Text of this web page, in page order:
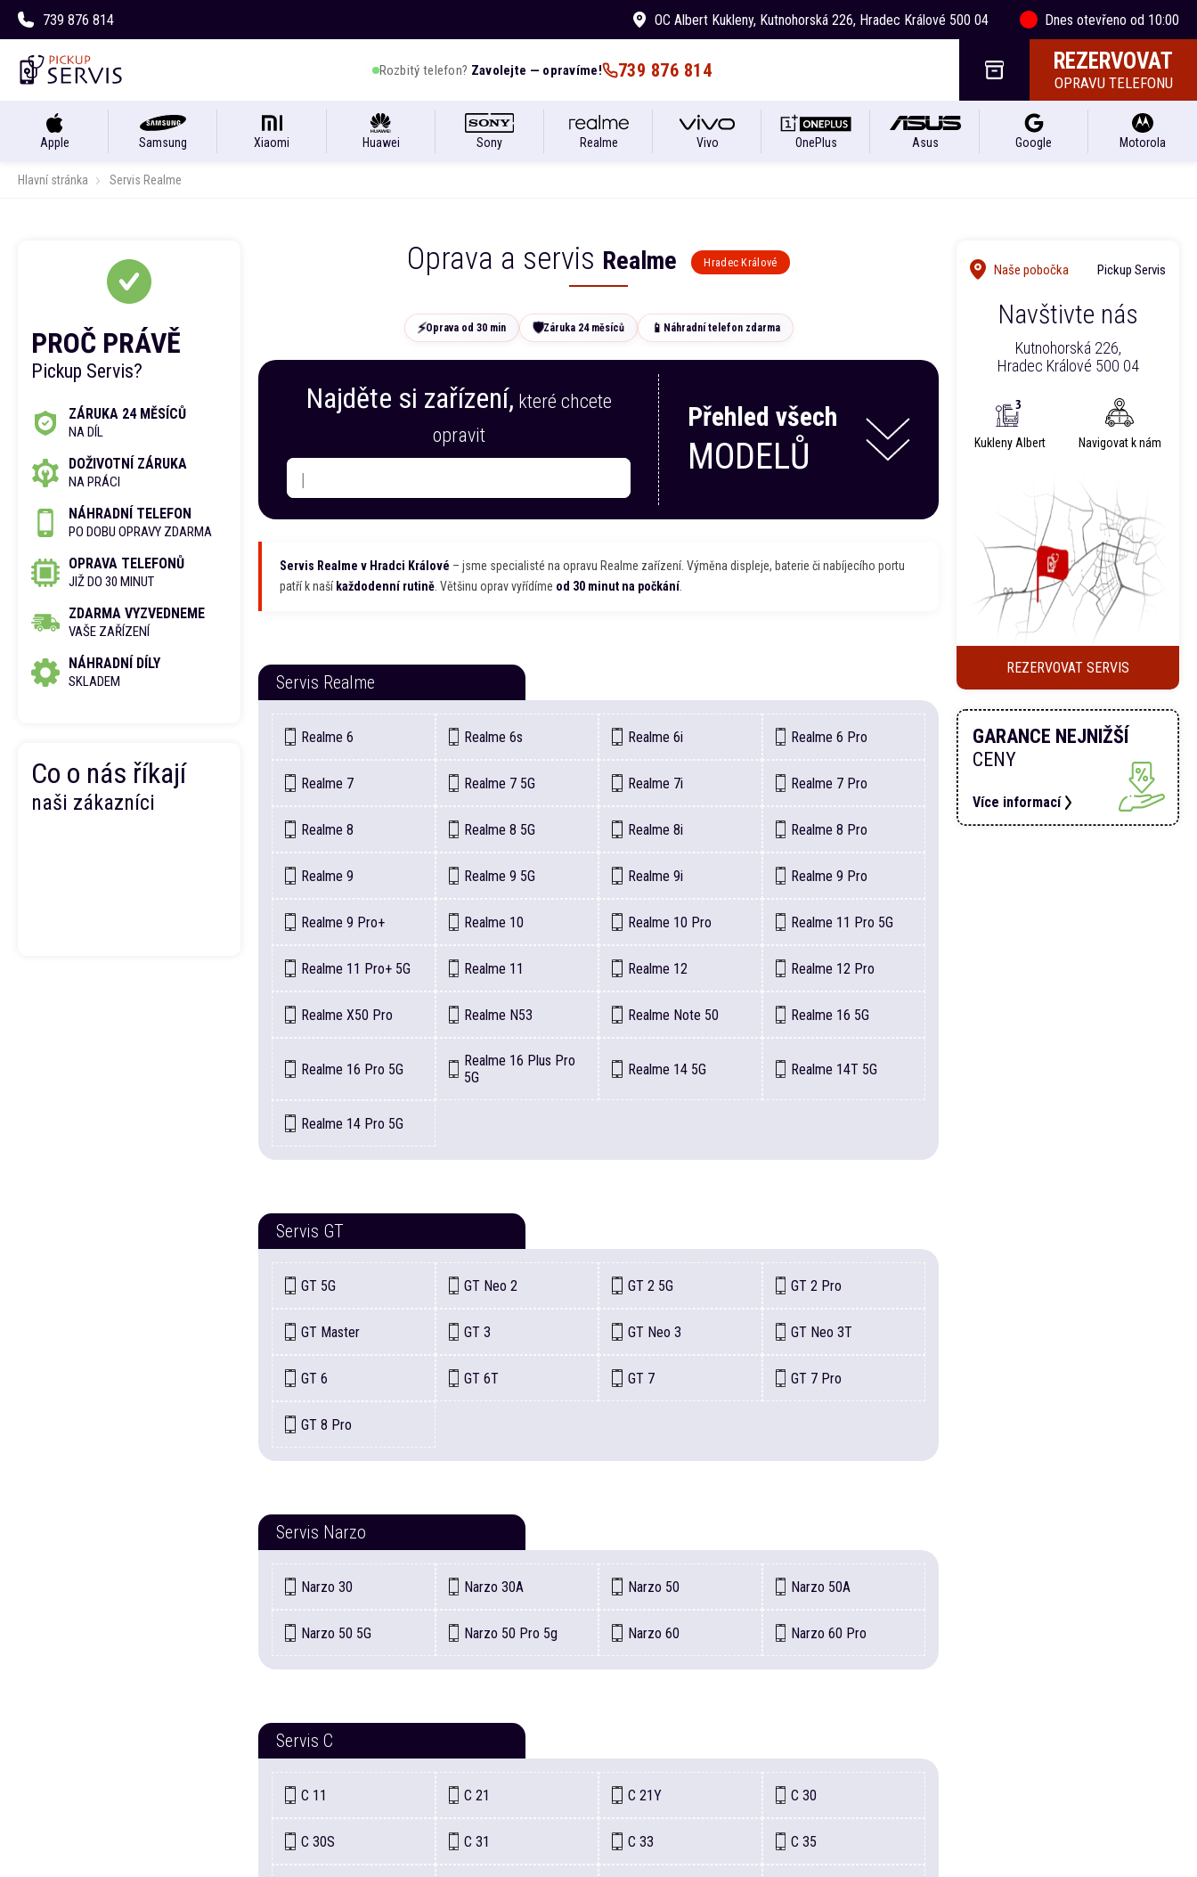
739 876 814 OC Albert Kukleny, Kutnohorská 226, Hradec Králové 500 04 Dnes otevřeno od 10:00
Rozbitý telefon? Zavolejte — opravíme! 739 876 814 REZERVOVAT
OPRAVU TELEFONU
Apple Samsung Xiaomi Huawei Sony Realme Vivo OnePlus Asus Google Motorola
Hlavní stránka Servis Realme
PROČ PRÁVĚ
Pickup Servis?
ZÁRUKA 24 MĚSÍCŮ
NA DÍL
DOŽIVOTNÍ ZÁRUKA
NA PRÁCI
NÁHRADNÍ TELEFON
PO DOBU OPRAVY ZDARMA
OPRAVA TELEFONŮ
JIŽ DO 30 MINUT
ZDARMA VYZVEDNEME
VAŠE ZAŘÍZENÍ
NÁHRADNÍ DÍLY
SKLADEM
Co o nás říkají
naši zákazníci
Oprava a servis Realme Hradec Králové
⚡Oprava od 30 min 🛡️Záruka 24 měsíců 📱 Náhradní telefon zdarma
Najděte si zařízení, které chcete
opravit
Přehled všech
MODELŮ
Servis Realme v Hradci Králové – jsme specialisté na opravu Realme zařízení. Výměna displeje, baterie či nabíjecího portu
patří k naší každodenní rutině . Většinu oprav vyřídíme od 30 minut na počkání.
Servis Realme
Realme 6 Realme 6s Realme 6i Realme 6 Pro
Realme 7 Realme 7 5G Realme 7i Realme 7 Pro
Realme 8 Realme 8 5G Realme 8i Realme 8 Pro
Realme 9 Realme 9 5G Realme 9i Realme 9 Pro
Realme 9 Pro+ Realme 10 Realme 10 Pro Realme 11 Pro 5G
Realme 11 Pro+ 5G Realme 11 Realme 12 Realme 12 Pro
Realme X50 Pro Realme N53 Realme Note 50 Realme 16 5G
Realme 16 Pro 5G Realme 16 Plus Pro
5G
Realme 14 5G Realme 14T 5G
Realme 14 Pro 5G
Servis GT
GT 5G GT Neo 2 GT 2 5G GT 2 Pro
GT Master GT 3 GT Neo 3 GT Neo 3T
GT 6 GT 6T GT 7 GT 7 Pro
GT 8 Pro
Servis Narzo
Narzo 30 Narzo 30A Narzo 50 Narzo 50A
Narzo 50 5G Narzo 50 Pro 5g Narzo 60 Narzo 60 Pro
Servis C
C 11 C 21 C 21Y C 30
C 30S C 31 C 33 C 35
Naše pobočka Pickup Servis
Navštivte nás
Kutnohorská 226,
Hradec Králové 500 04
Kukleny Albert Navigovat k nám
REZERVOVAT SERVIS
GARANCE NEJNIŽŠÍ
CENY
Více informací